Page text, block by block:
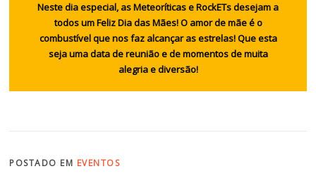
Neste dia especial, as Meteoríticas e RockETs desejam a
todos um Feliz Dia das Mães! O amor de mãe é o
combustível que nos faz alcançar as estrelas! Que esta
seja uma data de reunião e de momentos de muita
alegria e diversão!
POSTADO EM EVENTOS